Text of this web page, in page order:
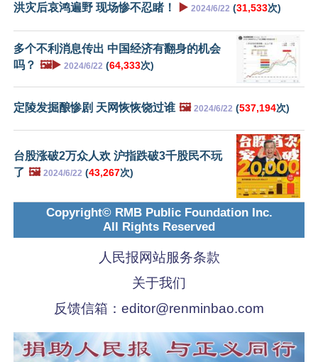
洪灾后哀鸿遍野 现场惨不忍睹！ ▶️ 2024/6/22 (31,533次)
多个不利消息传出 中国经济有翻身的机会
吗？ 🖼️▶️ 2024/6/22 (64,333次)
定陵发掘酿惨剧 天网恢恢饶过谁 🖼️ 2024/6/22 (537,194次)
台股涨破2万众人欢 沪指跌破3千股民不玩
了 🖼️ 2024/6/22 (43,267次)
Copyright© RMB Public Foundation Inc.
All Rights Reserved
人民报网站服务条款
关于我们
反馈信箱： editor@renminbao.com